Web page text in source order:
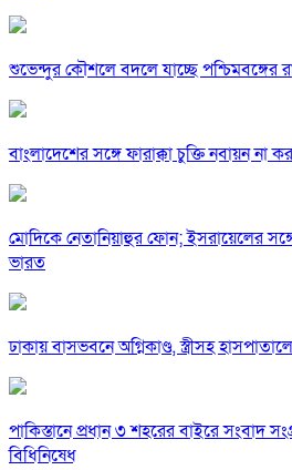
শুভেন্দুর কৌশলে বদলে যাচ্ছে পশ্চিমবঙ্গের
বাংলাদেশের সঙ্গে ফারাক্কা চুক্তি নবায়ন না
মোদিকে নেতানিয়াহুর ফোন; ইসরায়েলের
ভারত
ঢাকায় বাসভবনে অগ্নিকাণ্ড, স্ত্রীসহ
পাকিস্তানে প্রধান ৩ শহরের বাইরে সংবাদ
বিধিনিষেধ